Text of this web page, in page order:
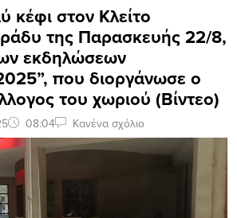
κέφι στον Κλείτο
της Παρασκευής 22/8,
εκδηλώσεων
που διοργάνωσε ο
του χωριού (Βίντεο)
08:04 Κανένα σχόλιο